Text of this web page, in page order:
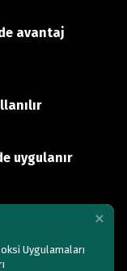
Uygulamaları
avantaj
uygulanır
tercih edilir
kullanılır